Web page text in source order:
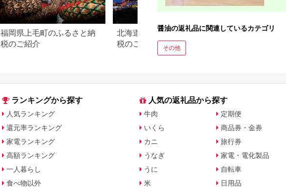
福岡県上毛町のふるさと納
税のご紹介
北海道函館市のふるさと納
税のご紹介
熊本県熊本市
醤油の返礼品に関連しているカテゴリ
その他
ランキングから探す
人気ランキング
還元率ランキング
家電ランキング
高額ランキング
一人暮らし
食べ物以外
人気の返礼品から探す
牛肉
いくら
カニ
うなぎ
うに
米
定期便
商品券・金券
旅行券
家電・電化製品
自転車
日用品